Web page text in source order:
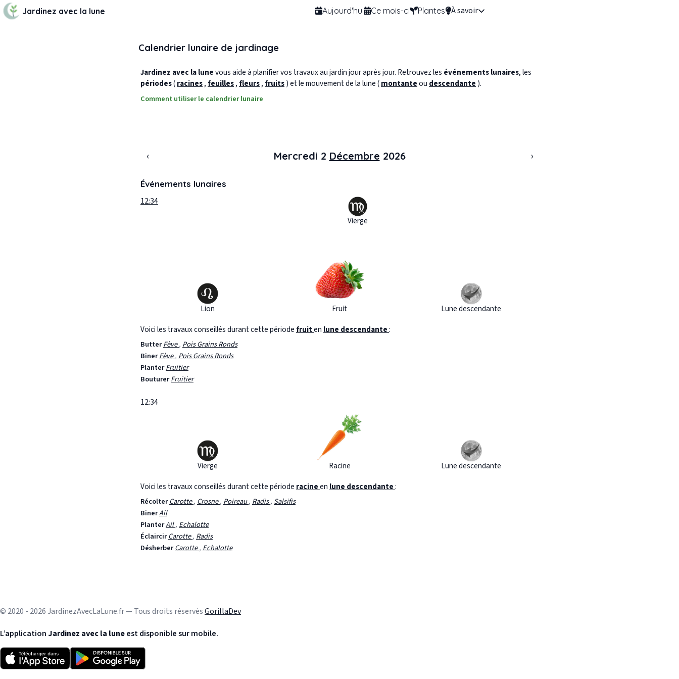
Jardinez avec la lune Aujourd'hui Ce mois-ci Plantes À savoir
Calendrier lunaire de jardinage
Jardinez avec la lunevous aide à planifier vos travaux au jardin jour après jour. Retrouvez les événements lunaires, les
périodes(racines, feuilles, fleurs, fruits) et le mouvement de la lune (montanteou descendante ).
Comment utiliser le calendrier lunaire
‹ Mercredi 2 Décembre 2026 ›
Événements lunaires
12:34
Vierge
Lion Fruit
Lune descendante
Voici les travaux conseillés durant cette période fruiten lune descendante:
ButterFève, Pois Grains Ronds
BinerFève, Pois Grains Ronds
PlanterFruitier
BouturerFruitier
12:34
Vierge Racine
Lune descendante
Voici les travaux conseillés durant cette période racineen lune descendante:
RécolterCarotte, Crosne, Poireau, Radis, Salsifis
BinerAil
PlanterAil, Echalotte
ÉclaircirCarotte, Radis
DésherberCarotte, Echalotte
© 2020 - 2026 JardinezAvecLaLune.fr — Tous droits réservésGorillaDev
L’application Jardinez avec la luneest disponible sur mobile.